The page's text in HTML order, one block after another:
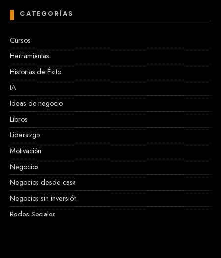
CATEGORÍAS
Cursos
Herramientas
Historias de Éxito
IA
Ideas de negocio
Libros
Liderazgo
Motivación
Negocios
Negocios desde casa
Negocios sin inversión
Redes Sociales